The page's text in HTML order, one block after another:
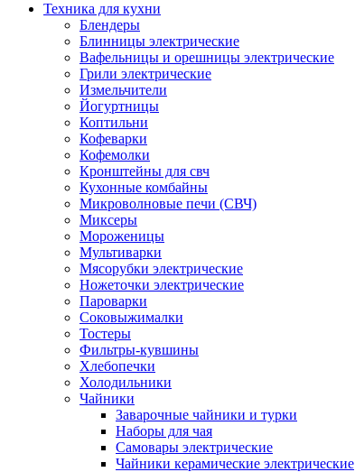
Техника для кухни
Блендеры
Блинницы электрические
Вафельницы и орешницы электрические
Грили электрические
Измельчители
Йогуртницы
Коптильни
Кофеварки
Кофемолки
Кронштейны для свч
Кухонные комбайны
Микроволновые печи (СВЧ)
Миксеры
Мороженицы
Мультиварки
Мясорубки электрические
Ножеточки электрические
Пароварки
Соковыжималки
Тостеры
Фильтры-кувшины
Хлебопечки
Холодильники
Чайники
Заварочные чайники и турки
Наборы для чая
Самовары электрические
Чайники керамические электрические